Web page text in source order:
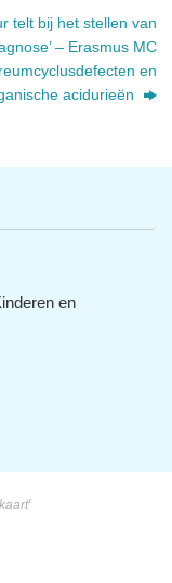
telt bij het stellen van
– Erasmus MC
en
acidurieën
en